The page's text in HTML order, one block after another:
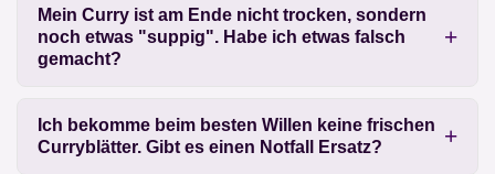
Mein Curry ist am Ende nicht trocken, sondern
noch etwas "suppig". Habe ich etwas falsch
gemacht?
Ich bekomme beim besten Willen keine frischen
Curryblätter. Gibt es einen Notfall Ersatz?